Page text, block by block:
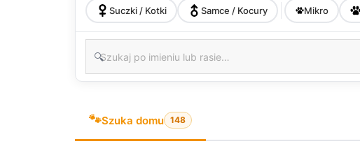
Suczki / Kotki Samce / Kocury Mikro
🔍
🐾Szuka domu 148